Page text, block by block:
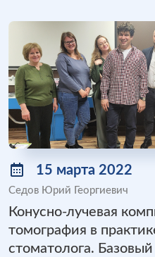
15 марта 2022
Седов Юрий Георгиевич
Конусно-лучевая
томография в
стоматолога. Базовый